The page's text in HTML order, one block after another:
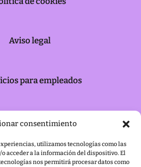
consentimiento
utilizamos tecnologías como las
acceder a la información del dispositivo. El
nos permitirá procesar datos como
Aviso legal
para empleados
Flexible
Saldo flexible